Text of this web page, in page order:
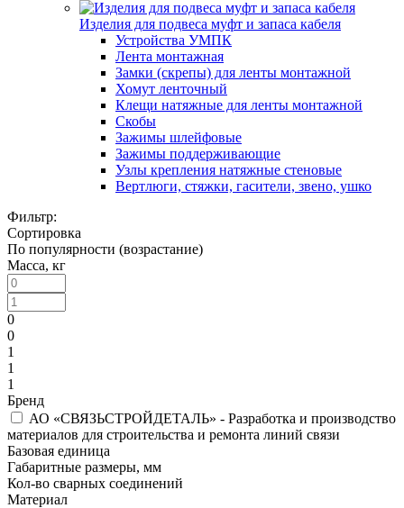
Изделия для подвеса муфт и запаса кабеля
Устройства УМПК
Лента монтажная
Замки (скрепы) для ленты монтажной
Хомут ленточный
Клещи натяжные для ленты монтажной
Скобы
Зажимы шлейфовые
Зажимы поддерживающие
Узлы крепления натяжные стеновые
Вертлюги, стяжки, гасители, звено, ушко
Фильтр:
Сортировка
По популярности (возрастание)
Масса, кг
0
0
1
1
1
Бренд
АО «СВЯЗЬСТРОЙДЕТАЛЬ» - Разработка и производство
материалов для строительства и ремонта линий связи
Базовая единица
Габаритные размеры, мм
Кол-во сварных соединений
Материал